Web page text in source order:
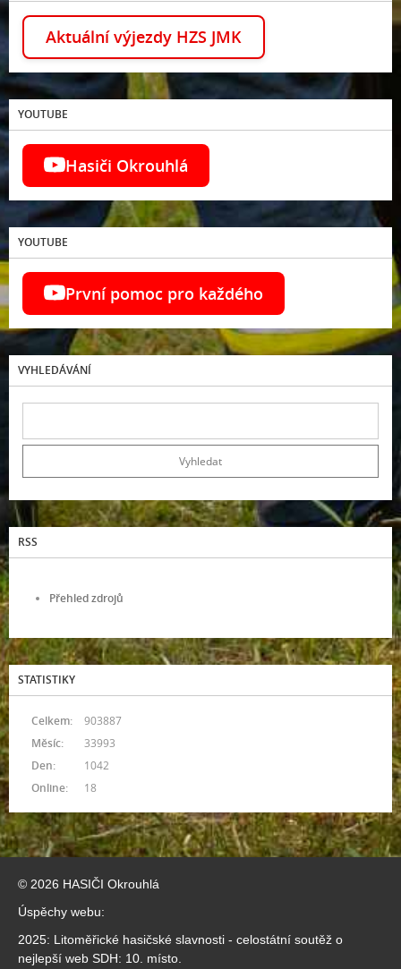
Aktuální výjezdy HZS JMK
YOUTUBE
Hasiči Okrouhlá
YOUTUBE
První pomoc pro každého
VYHLEDÁVÁNÍ
RSS
Přehled zdrojů
STATISTIKY
Online: 18
Celkem:
903887
Měsíc:
33993
Den:
1042
© 2026 HASIČI Okrouhlá
Úspěchy webu:
2025: Litoměřické hasičské slavnosti - celostátní soutěž o
nejlepší web SDH: 10. místo.